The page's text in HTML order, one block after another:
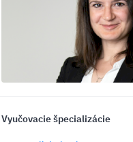
Vyučovacie špecializácie